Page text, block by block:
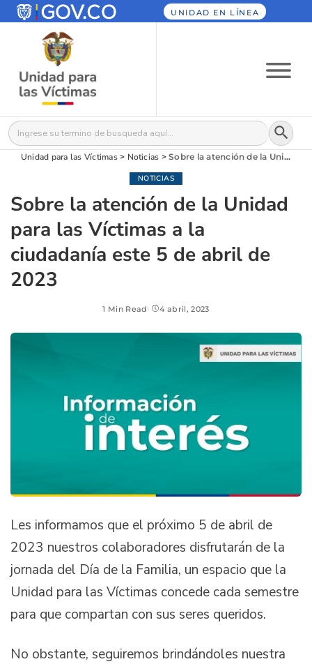
UNIDAD EN LÍNEA
Buscar: Botón
Unidad para las Víctimas> Noticias >Sobre la atención de la Unidad para las Víctimas a la ciudadanía este 5 de abril de 2023
NOTICIAS
Sobre la atención de la Unidad
para las Víctimas a la
ciudadanía este 5 de abril de
2023
1 Min Read 4 abril, 2023
Les informamos que el próximo 5 de abril de
2023 nuestros colaboradores disfrutarán de la
jornada del Día de la Familia, un espacio que la
Unidad para las Víctimas concede cada semestre
para que compartan con sus seres queridos.
No obstante, seguiremos brindándoles nuestra